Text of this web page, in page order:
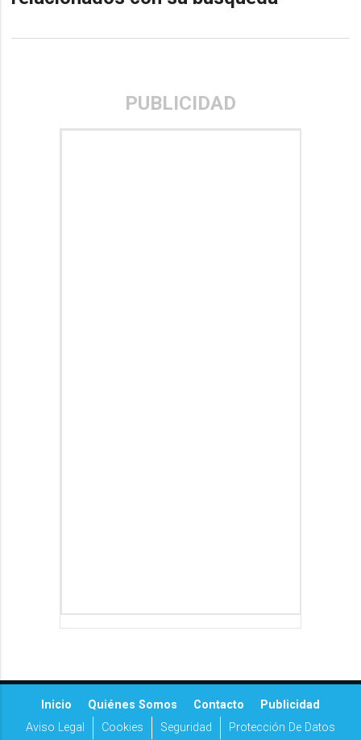
PUBLICIDAD
Inicio Quiénes Somos Contacto
Publicidad
Aviso Legal
Cookies Seguridad Protección De Datos